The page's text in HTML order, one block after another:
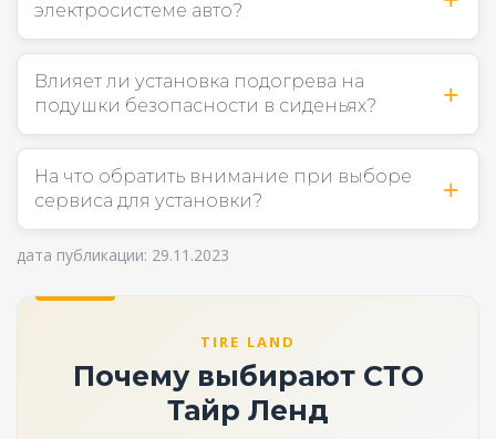
электросистеме авто?
Влияет ли установка подогрева на
подушки безопасности в сиденьях?
На что обратить внимание при выборе
сервиса для установки?
дата публикации: 29.11.2023
TIRE LAND
Почему выбирают СТО
Тайр Ленд